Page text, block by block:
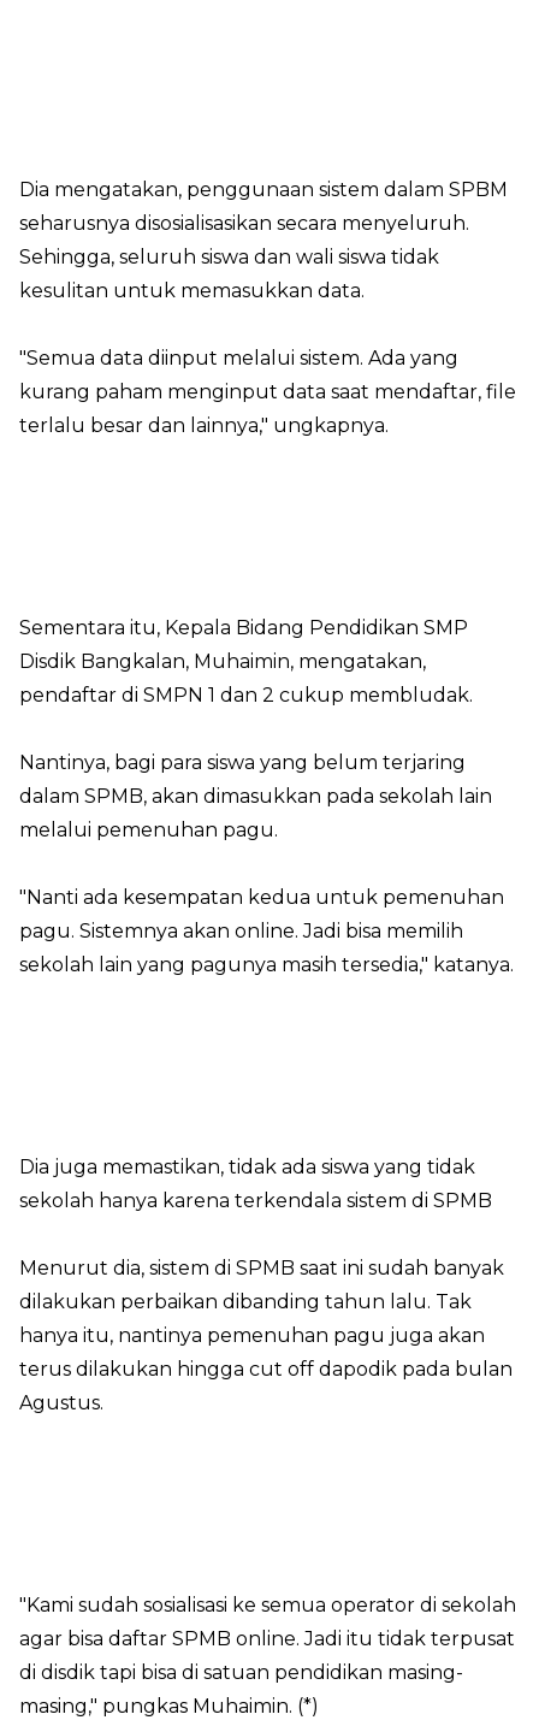
Dia mengatakan, penggunaan sistem dalam SPBM
seharusnya disosialisasikan secara menyeluruh.
Sehingga, seluruh siswa dan wali siswa tidak
kesulitan untuk memasukkan data.
"Semua data diinput melalui sistem. Ada yang
kurang paham menginput data saat mendaftar, file
terlalu besar dan lainnya," ungkapnya.
Sementara itu, Kepala Bidang Pendidikan SMP
Disdik Bangkalan, Muhaimin, mengatakan,
pendaftar di SMPN 1 dan 2 cukup membludak.
Nantinya, bagi para siswa yang belum terjaring
dalam SPMB, akan dimasukkan pada sekolah lain
melalui pemenuhan pagu.
"Nanti ada kesempatan kedua untuk pemenuhan
pagu. Sistemnya akan online. Jadi bisa memilih
sekolah lain yang pagunya masih tersedia," katanya.
Dia juga memastikan, tidak ada siswa yang tidak
sekolah hanya karena terkendala sistem di SPMB
Menurut dia, sistem di SPMB saat ini sudah banyak
dilakukan perbaikan dibanding tahun lalu. Tak
hanya itu, nantinya pemenuhan pagu juga akan
terus dilakukan hingga cut off dapodik pada bulan
Agustus.
"Kami sudah sosialisasi ke semua operator di sekolah
agar bisa daftar SPMB online. Jadi itu tidak terpusat
di disdik tapi bisa di satuan pendidikan masing-
masing," pungkas Muhaimin. (*)